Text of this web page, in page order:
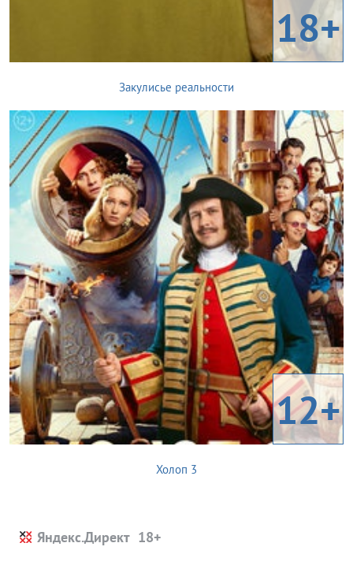
18+
Закулисье реальности
12+
Холоп 3
Яндекс.Директ